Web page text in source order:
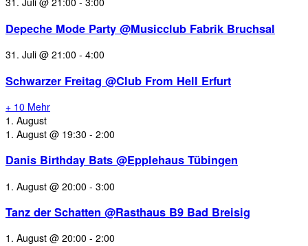
Depeche Mode Party @Musicclub Fabrik Bruchsal
31. Juli @ 21:00 - 4:00
Schwarzer Freitag @Club From Hell Erfurt
+ 10 Mehr
1. August
1. August @ 19:30 - 2:00
Danis Birthday Bats @Epplehaus Tübingen
1. August @ 20:00 - 3:00
Tanz der Schatten @Rasthaus B9 Bad Breisig
1. August @ 20:00 - 2:00